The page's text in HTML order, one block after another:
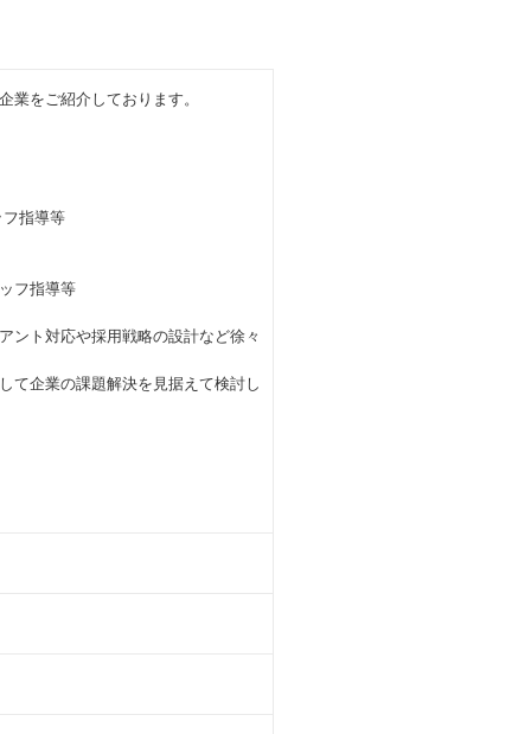
業をご紹介しております。
指導等
フ指導等
ント対応や採用戦略の設計など徐々
て企業の課題解決を見据えて検討し